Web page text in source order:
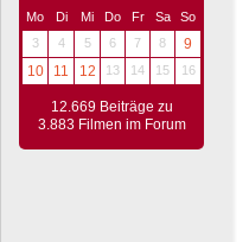
Mo Di Mi Do Fr Sa
So
3
4 5 6 7 8
9
10
11 12 13 14 15 16
12.669 Beiträge zu
3.883 Filmen im Forum